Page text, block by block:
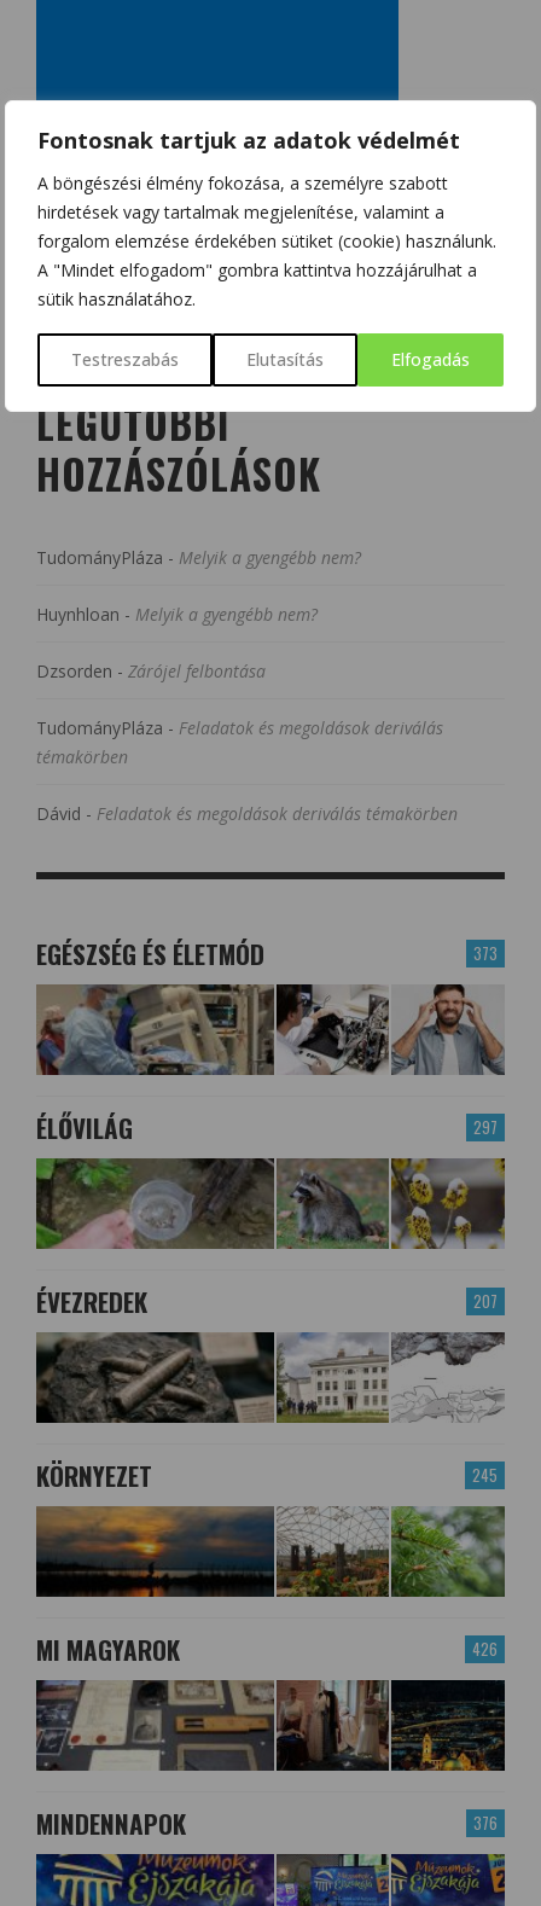
Fontosnak tartjuk az adatok védelmét
A böngészési élmény fokozása, a személyre szabott
hirdetések vagy tartalmak megjelenítése, valamint a
forgalom elemzése érdekében sütiket (cookie) használunk.
A "Mindet elfogadom" gombra kattintva hozzájárulhat a
sütik használatához.
Testreszabás Elutasítás Elfogadás
LEGUTÓBBI
HOZZÁSZÓLÁSOK
TudományPláza - Melyik a gyengébb nem?
Huynhloan - Melyik a gyengébb nem?
Dzsorden - Zárójel felbontása
TudományPláza - Feladatok és megoldások deriválás
témakörben
Dávid - Feladatok és megoldások deriválás témakörben
373
EGÉSZSÉG ÉS ÉLETMÓD
297
ÉLŐVILÁG
207
ÉVEZREDEK
245
KÖRNYEZET
426
MI MAGYAROK
376
MINDENNAPOK